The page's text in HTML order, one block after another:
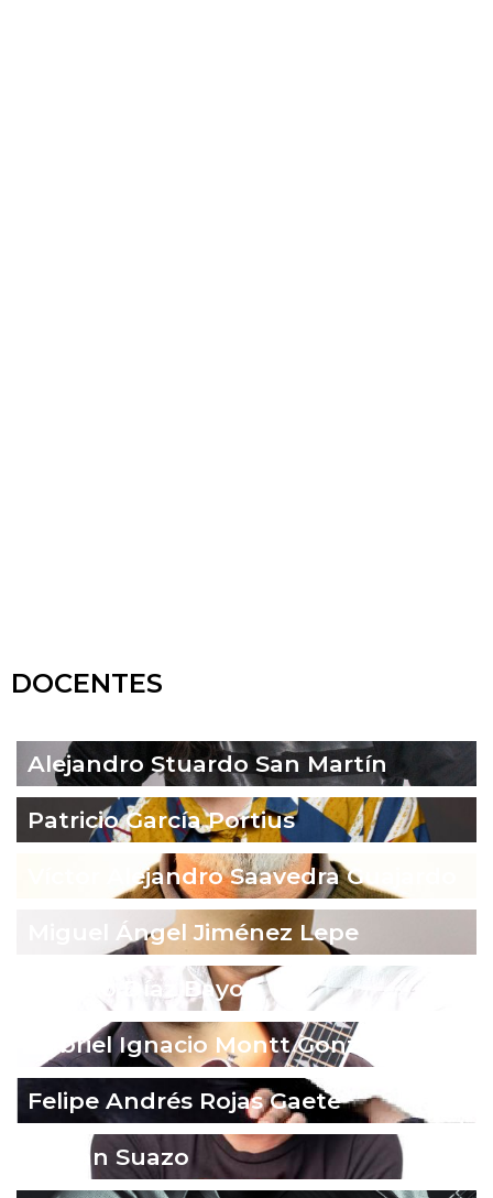
DOCENTES
Alejandro Stuardo San Martín
Patricio García Portius
Víctor Alejandro Saavedra Guajardo
Miguel Ángel Jiménez Lepe
Ignacio Díaz Bayo
Gabriel Ignacio Montt González
Felipe Andrés Rojas Gaete
Fabián Suazo